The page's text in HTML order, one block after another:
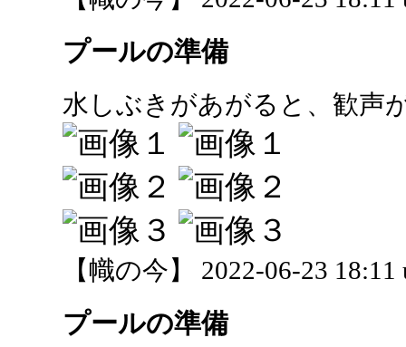
プールの準備
水しぶきがあがると、歓声
【幟の今】 2022-06-23 18:11
プールの準備